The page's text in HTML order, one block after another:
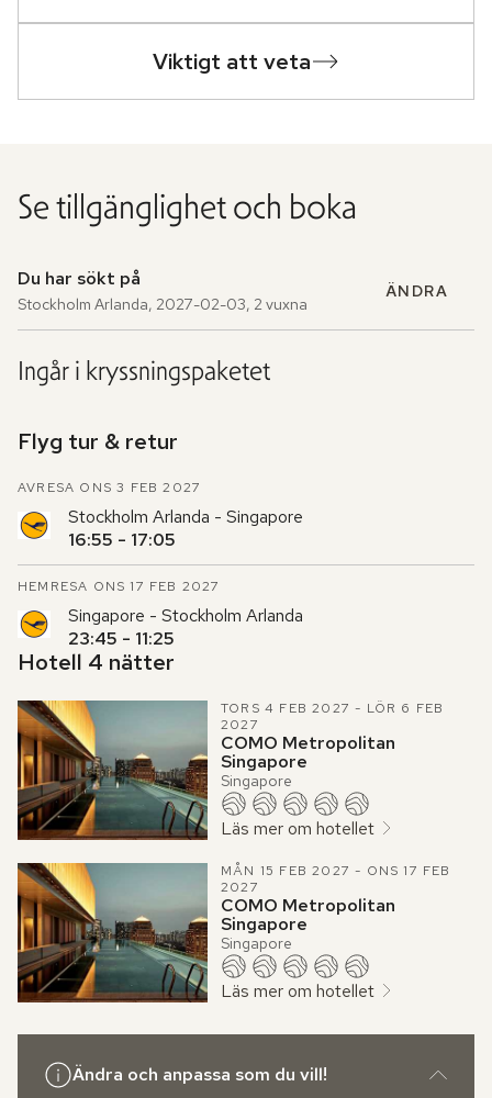
Viktigt att veta
Se tillgänglighet och boka
Du har sökt på
Stockholm Arlanda, 2027-02-03, 2 vuxna
ÄNDRA
Ingår i kryssningspaketet
Flyg tur & retur
AVRESA ONS 3 FEB 2027
Stockholm Arlanda - Singapore
16:55 - 17:05
HEMRESA ONS 17 FEB 2027
Singapore - Stockholm Arlanda
23:45 - 11:25
Hotell 4 nätter
TORS 4 FEB 2027 - LÖR 6 FEB
2027
COMO Metropolitan
Singapore
Singapore
Läs mer om hotellet
MÅN 15 FEB 2027 - ONS 17 FEB
2027
COMO Metropolitan
Singapore
Singapore
Läs mer om hotellet
Ändra och anpassa som du vill!